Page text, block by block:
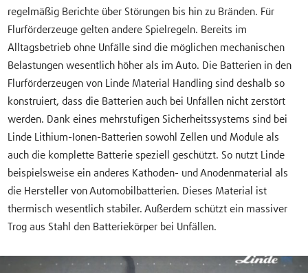
regelmäßig Berichte über Störungen bis hin zu Bränden. Für
Flurförderzeuge gelten andere Spielregeln. Bereits im
Alltagsbetrieb ohne Unfälle sind die möglichen mechanischen
Belastungen wesentlich höher als im Auto. Die Batterien in den
Flurförderzeugen von Linde Material Handling sind deshalb so
konstruiert, dass die Batterien auch bei Unfällen nicht zerstört
werden. Dank eines mehrstufigen Sicherheitssystems sind bei
Linde Lithium-Ionen-Batterien sowohl Zellen und Module als
auch die komplette Batterie speziell geschützt. So nutzt Linde
beispielsweise ein anderes Kathoden- und Anodenmaterial als
die Hersteller von Automobilbatterien. Dieses Material ist
thermisch wesentlich stabiler. Außerdem schützt ein massiver
Trog aus Stahl den Batteriekörper bei Unfällen.